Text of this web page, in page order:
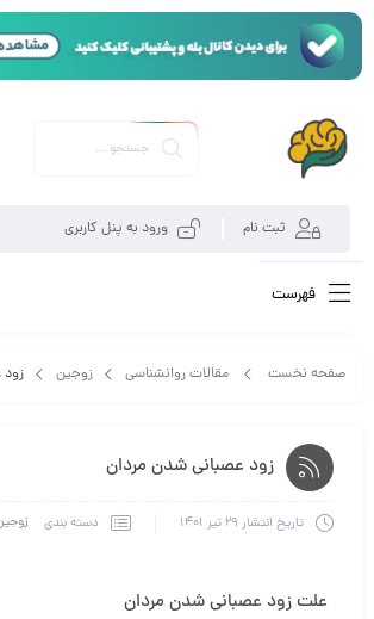
ثبت نام ورود به پنل کاربری
فهرست
صفحه نخست مقالات روانشناسی زوجین
زود عصبانی شدن مردان
تاریخ انتشار 29 تیر 1401 دسته بندی
علت زود عصبانی شدن مردان